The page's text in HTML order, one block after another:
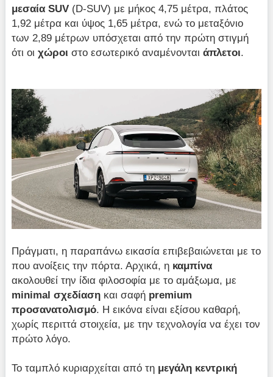
μεσαίαSUV (D-SUV) με μήκος 4,75 μέτρα, πλάτος
1,92 μέτρα και ύψος 1,65 μέτρα, ενώ το μεταξόνιο
των 2,89 μέτρων υπόσχεται από την πρώτη στιγμή
ότι οιχώροι στο εσωτερικό αναμένονταιάπλετοι.
Πράγματι, η παραπάνω εικασία επιβεβαιώνεται με το
που ανοίξεις την πόρτα. Αρχικά, η καμπίνα
ακολουθεί την ίδια φιλοσοφία με το αμάξωμα, με
minimal σχεδίαση και σαφή premium
προσανατολισμό. Η εικόνα είναι εξίσου καθαρή,
χωρίς περιττά στοιχεία, με την τεχνολογία να έχει τον
πρώτο λόγο.
Το ταμπλό κυριαρχείται από τη μεγάλη κεντρική